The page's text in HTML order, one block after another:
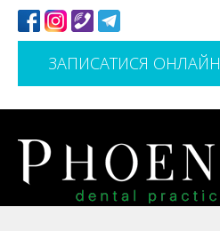
ЗАПИСАТИСЯ ОНЛАЙН